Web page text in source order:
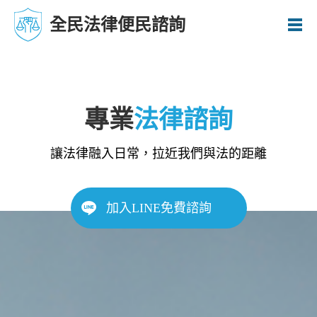
全民法律便民諮詢
專業法律諮詢
讓法律融入日常，拉近我們與法的距離
加入LINE免費諮詢